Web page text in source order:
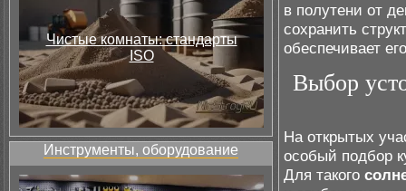
Чистые комнаты: стандарты
ISO
Инструменты, оборудование
в полутени от
сохранить
обеспечивает
Выбор
На открытых
особый подбор
Для такого